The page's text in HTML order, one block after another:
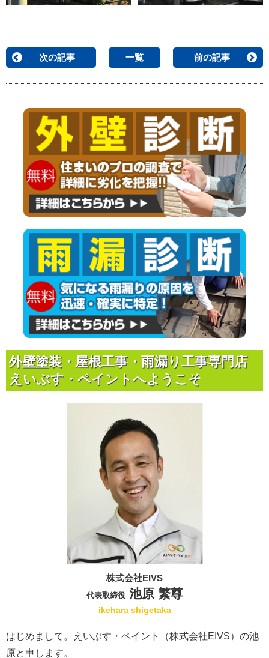
次の記事 一覧 前の記事
外壁塗装・屋根工事・雨漏り工事専門店
えいぶす・ペイントへようこそ
株式会社EIVS
代表取締役池原 繁尊
ikehara shigetaka
はじめまして。えいぶす・ペイント（株式会社EIVS）の池
原と申します。